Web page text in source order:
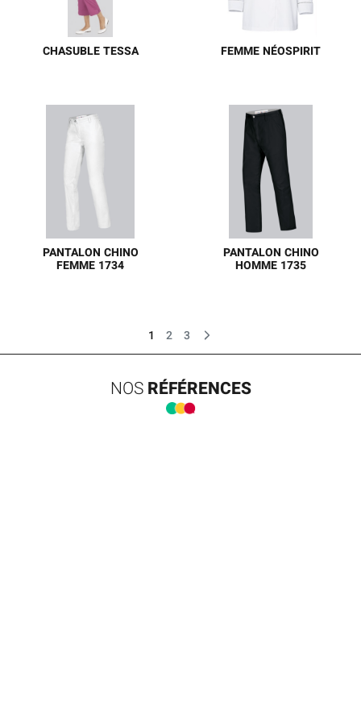
besoins des
professionnelles des
métiers du service à la
personne.
LAURENE et LAURIE.
CHASUBLE TESSA
en valeur le haut du buste
et souligne la poitrine. La
grande poche centrale
permet de tout avoir sous
la main.
FEMME NÉOSPIRIT
PANTALON CHINO
FEMME 1734
Polyester, 4% Élastoléfine
POIDS DU TISSU 230 g/m²
PANTALON CHINO
HOMME 1735
Polyester, 4% Élastoléfine
POIDS DU TISSU 230 g/m²
1 2 3
NOSRÉFÉRENCES